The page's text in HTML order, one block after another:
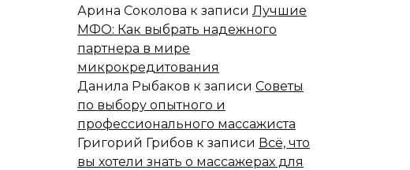
Арина Соколова к записи Лучшие
МФО: Как выбрать надежного
партнера в мире
микрокредитования
Данила Рыбаков к записи Советы
по выбору опытного и
профессионального массажиста
Григорий Грибов к записи Всё, что
вы хотели знать о массажерах для